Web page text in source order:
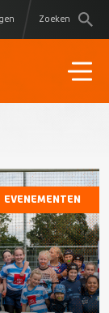
Zoeken
EVENEMENTEN